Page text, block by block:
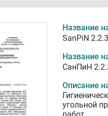
Название
SanPiN
Название
СанПиН
Описание
угольной